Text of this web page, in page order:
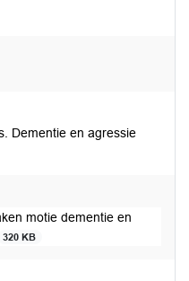
Dementie en agressie
motie dementie en
320 KB